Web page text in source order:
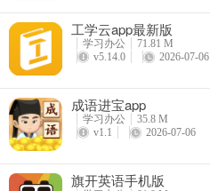
如果这个任务需要在指定日期完
提醒。
随后，我们还可以根据四象限矩阵
醒标签，以确定任务的优先级。比
标签，也可以使用其他标签对任务
工学云app最新版
学习办公
71.81 M
v5.14.0
2026-07-06
成语进宝app
学习办公
35.8 M
v1.1
2026-07-06
旗开英语手机版